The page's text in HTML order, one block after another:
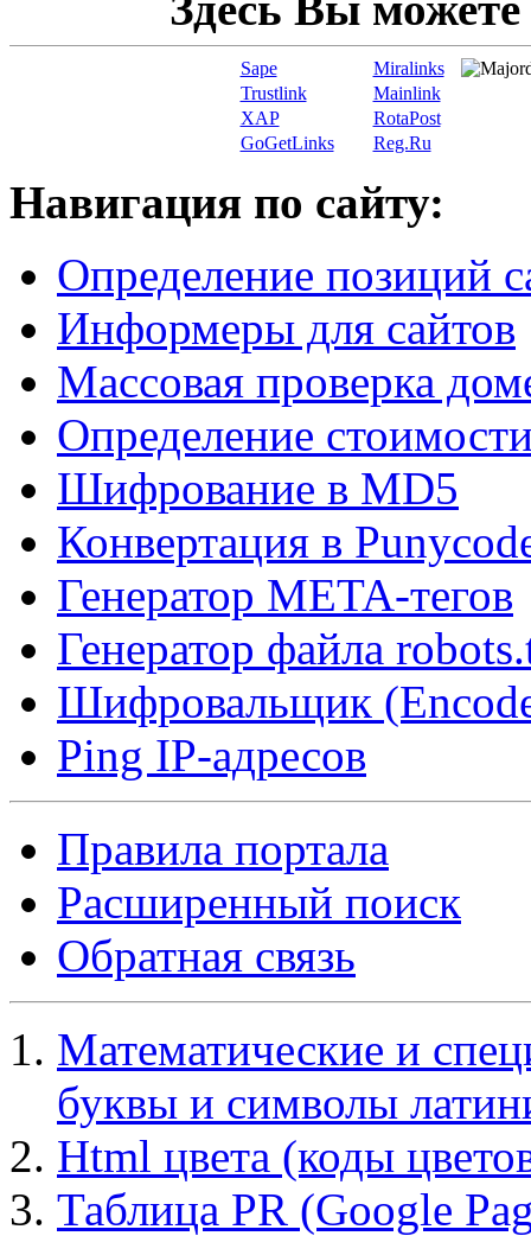
Sape
Trustlink
XAP
GoGetLinks
Miralinks
Mainlink
RotaPost
Reg.Ru
Навигация по сайту:
Определение позиций
Информеры для сайтов
Массовая проверка
Определение
Шифрование в MD5
Конвертация в
Генератор META-тегов
Генератор файла
Шифровальщик
Ping IP-адресов
Правила портала
Расширенный поиск
Обратная связь
Математические и
буквы и символы
Html цвета (коды
Таблица PR (Google